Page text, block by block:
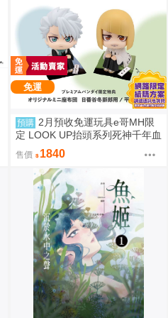
免運
預購 2月預收免運玩具e哥MH限
定 LOOK UP抬頭系列死神千年血
戰篇 日番谷冬獅郎 平子真子 坐
墊特典套組代理85208
售價 1840